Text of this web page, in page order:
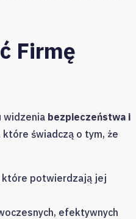
Firmę
widzenia bezpieczeństwa i
świadczą o tym, że
które potwierdzają jej
efektywnych